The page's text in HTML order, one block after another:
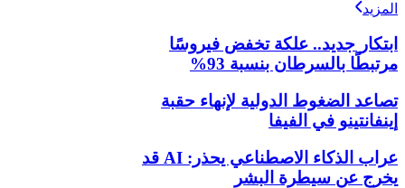
المزيد
ابتكار جديد.. علكة تخفض فيروسًا
مرتبطًا بالسرطان بنسبة 93%
تصاعد الضغوط الدولية لإنهاء حقبة
إينفانتينو في الفيفا
عراب الذكاء الاصطناعي يحذر: AI قد
يخرج عن سيطرة البشر